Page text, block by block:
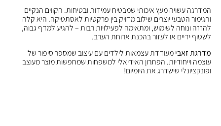
המדרגה עשויה מעץ איכותי שמבטיח עמידות ובטיחות. הקווים הנקיים
והגימור הטבעי יוצרים שילוב מדויק בין פרקטיות לאסתטיקה. היא קלה
להזזה ונוחה לשימוש, ומתאימה לפעילויות רבות – להגיע למדף גבוה,
לשטוף ידיים או לעזור בהכנת ארוחת הערב.
מדרגת זאבימעודדת עצמאות לילדים עם עיצוב שמספר סיפור של
עוצמה וייחודיות. הפתרון האידיאלי למשפחות שמחפשות מוצר מעוצב
ופונקציונלי שישדרג את היומיום!